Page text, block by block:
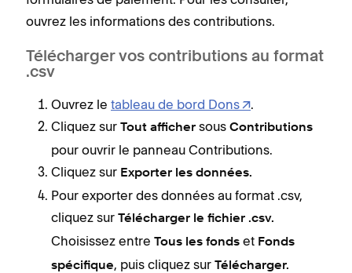
ouvrez les informations des contributions.
Télécharger vos contributions au format
.csv
Ouvrez le tableau de bord Dons
.
Cliquez sur Tout afficher sous Contributions
pour ouvrir le panneau Contributions.
Cliquez sur Exporter les données.
Pour exporter des données au format .csv,
cliquez sur Télécharger le fichier .csv.
Choisissez entre Tous les fonds et Fonds
spécifique, puis cliquez sur Télécharger.